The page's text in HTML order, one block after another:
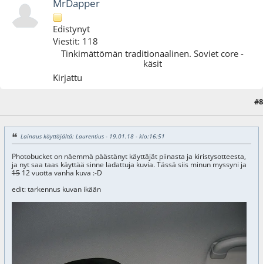
MrDapper
Edistynyt
Viestit: 118
Tinkimättömän traditionaalinen. Soviet core -
käsit
Kirjattu
#8
Lainaus käyttäjältä: Laurentius - 19.01.18 - klo:16:51
Photobucket on näemmä päästänyt käyttäjät piinasta ja kiristysotteesta,
ja nyt saa taas käyttää sinne ladattuja kuvia. Tässä siis minun myssyni ja
1512 vuotta vanha kuva :-D
edit: tarkennus kuvan ikään